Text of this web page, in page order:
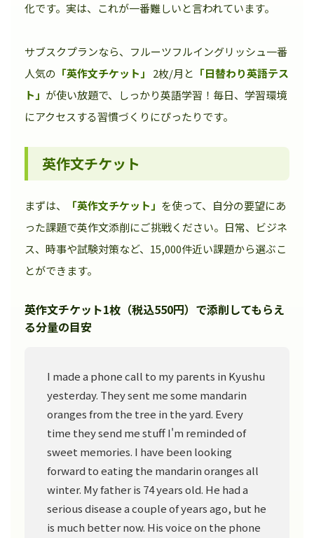
化です。実は、これが一番難しいと言われています。
サブスクプランなら、フルーツフルイングリッシュ一番
人気の 「英作文チケット」 2枚/月と 「日替わり英語テス
ト」 が使い放題で、しっかり英語学習！毎日、学習環境
にアクセスする習慣づくりにぴったりです。
英作文チケット
まずは、 「英作文チケット」 を使って、自分の要望にあ
った課題で英作文添削にご挑戦ください。日常、ビジネ
ス、時事や試験対策など、15,000件近い課題から選ぶこ
とができます。
英作文チケット1枚（税込550円）で添削してもらえ
る分量の目安
I made a phone call to my parents in Kyushu
yesterday. They sent me some mandarin
oranges from the tree in the yard. Every
time they send me stuff I'm reminded of
sweet memories. I have been looking
forward to eating the mandarin oranges all
winter. My father is 74 years old. He had a
serious disease a couple of years ago, but he
is much better now. His voice on the phone